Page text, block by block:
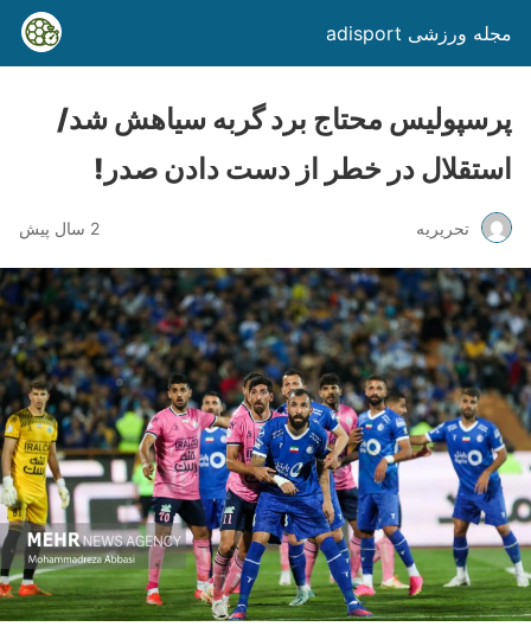
مجله ورزشی adisport
پرسپولیس محتاج برد گربه سیاهش شد/
استقلال در خطر از دست دادن صدر!
تحریریه 2 سال پیش